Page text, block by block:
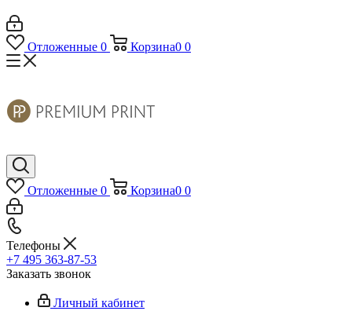
Отложенные 0 Корзина0 0
Отложенные 0 Корзина0 0
Телефоны
+7 495 363-87-53
Заказать звонок
Личный кабинет